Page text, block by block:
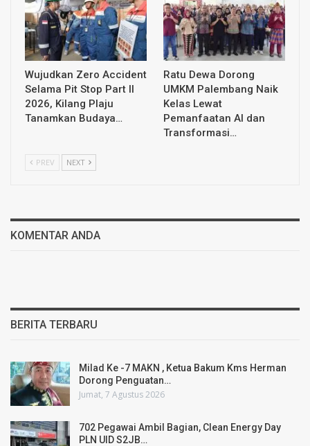
Wujudkan Zero Accident
Selama Pit Stop Part II
2026, Kilang Plaju
Tanamkan Budaya…
Ratu Dewa Dorong
UMKM Palembang Naik
Kelas Lewat
Pemanfaatan AI dan
Transformasi…
PREV NEXT
KOMENTAR ANDA
BERITA TERBARU
Milad Ke -7 MAKN , Ketua Bakum Kms Herman
Dorong Penguatan…
Jumat, 7 Agustus 2026
702 Pegawai Ambil Bagian, Clean Energy Day
PLN UID S2JB…